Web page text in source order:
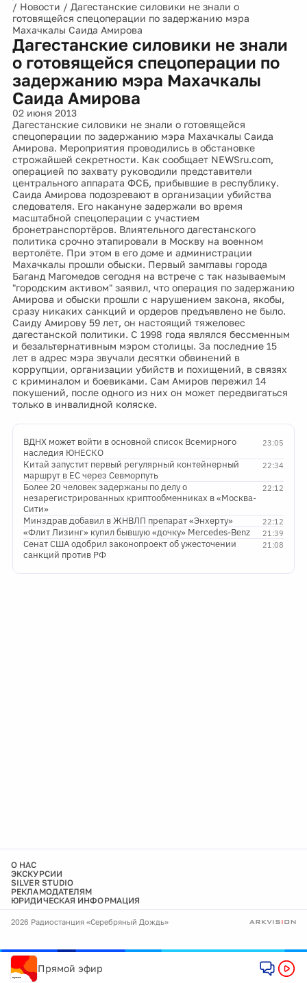
/ Новости / Дагестанские силовики не знали о
готовящейся спецоперации по задержанию мэра
Махачкалы Саида Амирова
Дагестанские силовики не знали
о готовящейся спецоперации по
задержанию мэра Махачкалы
Саида Амирова
02 июня 2013
Дагестанские силовики не знали о готовящейся
спецоперации по задержанию мэра Махачкалы Саида
Амирова. Мероприятия проводились в обстановке
строжайшей секретности. Как сообщает NEWSru.com,
операцией по захвату руководили представители
центрального аппарата ФСБ, прибывшие в республику.
Саида Амирова подозревают в организации убийства
следователя. Его накануне задержали во время
масштабной спецоперации с участием
бронетранспортёров. Влиятельного дагестанского
политика срочно этапировали в Москву на военном
вертолёте. При этом в его доме и администрации
Махачкалы прошли обыски. Первый замглавы города
Баганд Магомедов сегодня на встрече с так называемым
"городским активом" заявил, что операция по задержанию
Амирова и обыски прошли с нарушением закона, якобы,
сразу никаких санкций и ордеров предъявлено не было.
Саиду Амирову 59 лет, он настоящий тяжеловес
дагестанской политики. С 1998 года являлся бессменным
и безальтернативным мэром столицы. За последние 15
лет в адрес мэра звучали десятки обвинений в
коррупции, организации убийств и похищений, в связях
с криминалом и боевиками. Сам Амиров пережил 14
покушений, после одного из них он может передвигаться
только в инвалидной коляске.
23:05
ВДНХ может войти в основной список Всемирного
наследия ЮНЕСКО
22:34
Китай запустит первый регулярный контейнерный
маршрут в ЕС через Севморпуть
22:12
Более 20 человек задержаны по делу о
незарегистрированных криптообменниках в «Москва-
Сити»
22:12
Минздрав добавил в ЖНВЛП препарат «Энхерту»
21:39
«Флит Лизинг» купил бывшую «дочку» Mercedes-Benz
21:08
Сенат США одобрил законопроект об ужесточении
санкций против РФ
О НАС
ЭКСКУРСИИ
SILVER STUDIO
РЕКЛАМОДАТЕЛЯМ
ЮРИДИЧЕСКАЯ ИНФОРМАЦИЯ
2026 Радиостанция «Серебряный Дождь»
Прямой эфир